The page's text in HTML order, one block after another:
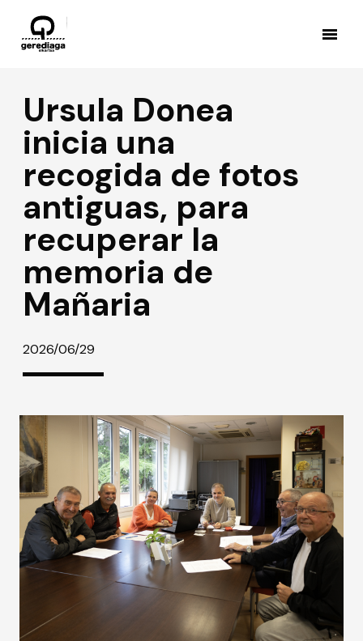
Ursula Donea
inicia una
recogida de fotos
antiguas, para
recuperar la
memoria de
Mañaria
2026/06/29